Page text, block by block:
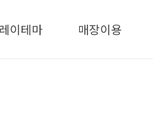
이테마 매장이용